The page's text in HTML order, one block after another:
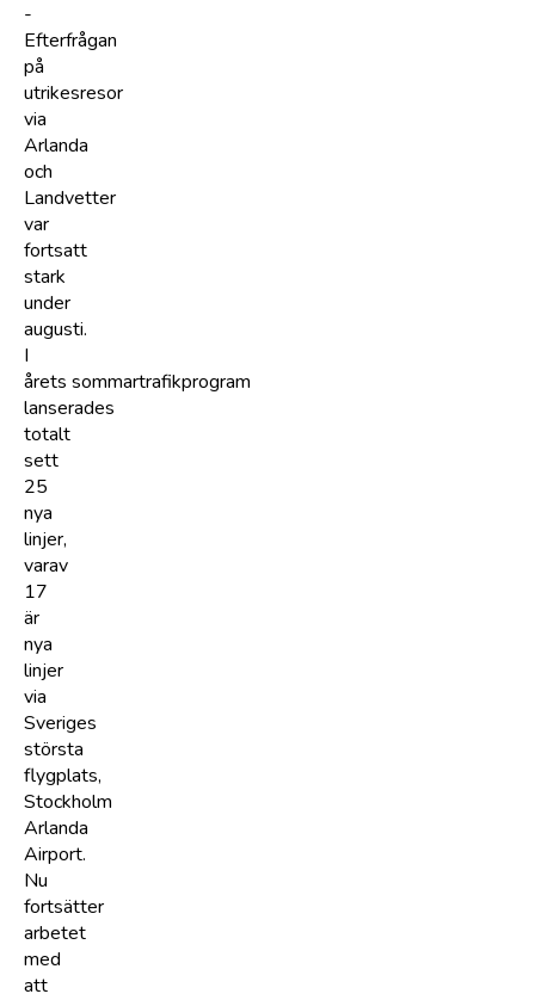
-
Efterfrågan
på
utrikesresor
via
Arlanda
och
Landvetter
var
fortsatt
stark
under
augusti.
I
årets sommartrafikprogram
lanserades
totalt
sett
25
nya
linjer,
varav
17
är
nya
linjer
via
Sveriges
största
flygplats,
Stockholm
Arlanda
Airport.
Nu
fortsätter
arbetet
med
att